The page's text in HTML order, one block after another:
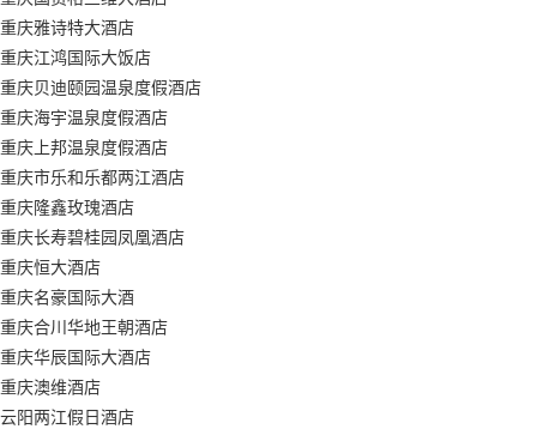
重庆雅诗特大酒店
重庆江鸿国际大饭店
重庆贝迪颐园温泉度假酒店
重庆海宇温泉度假酒店
重庆上邦温泉度假酒店
重庆市乐和乐都两江酒店
重庆隆鑫玫瑰酒店
重庆长寿碧桂园凤凰酒店
重庆恒大酒店
重庆名豪国际大酒
重庆合川华地王朝酒店
重庆华辰国际大酒店
重庆澳维酒店
云阳两江假日酒店